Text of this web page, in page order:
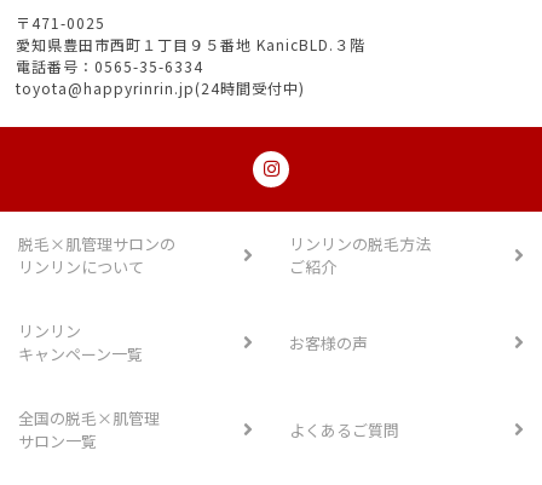
〒471-0025
愛知県豊田市西町１丁目９５番地 KanicBLD.３階
電話番号：0565-35-6334
toyota@happyrinrin.jp(24時間受付中)
脱毛×肌管理サロンの
リンリンについて
リンリンの脱毛方法
ご紹介
リンリン
キャンペーン一覧
お客様の声
全国の脱毛×肌管理
サロン一覧
よくあるご質問